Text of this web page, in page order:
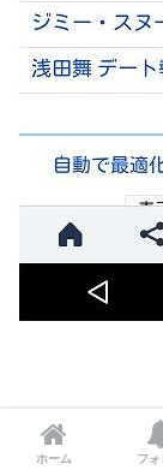
この「ウェブ
いる状態で右
ホーム フォ